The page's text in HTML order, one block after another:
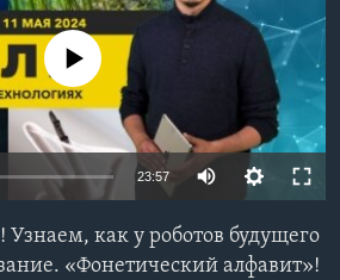
source currently available
23:57
Узнаем, как у роботов будущего
«Фонетический алфавит»!